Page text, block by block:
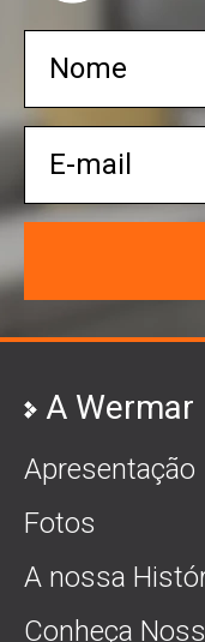
A Wermar
Apresentação
Fotos
A nossa
Conheça